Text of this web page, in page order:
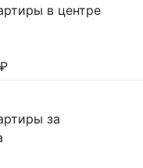
в центре
₽
за